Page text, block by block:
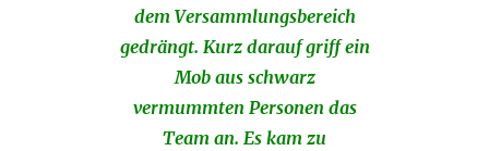
dem Versammlungsbereich
gedrängt. Kurz darauf griff ein
Mob aus schwarz
vermummten Personen das
Team an. Es kam zu